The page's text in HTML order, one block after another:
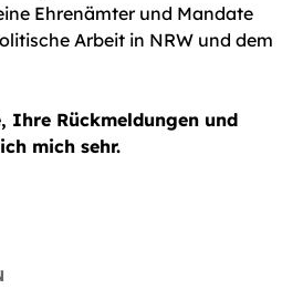
Ehrenämter und Mandate
Arbeit in NRW und dem
Ihre Rückmeldungen und
mich sehr.